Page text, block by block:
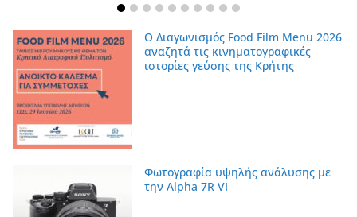
Ο Διαγωνισμός Food Film Menu 2026
αναζητά τις κινηματογραφικές
ιστορίες γεύσης της Κρήτης
Φωτογραφία υψηλής ανάλυσης με
την Alpha 7R VI